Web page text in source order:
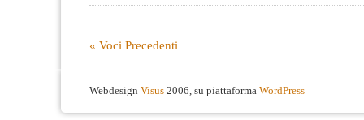
« Voci Precedenti
Webdesign Visus 2006, su piattaforma WordPress